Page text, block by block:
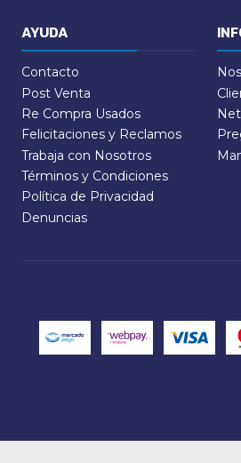
AYUDA
Contacto
Post Venta
Re Compra Usados
Felicitaciones y Reclamos
Trabaja con Nosotros
Términos y Condiciones
Política de Privacidad
Denuncias